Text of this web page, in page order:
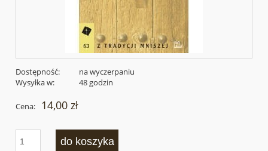
Dostępność:
na wyczerpaniu
Wysyłka w:
48 godzin
Cena: 14,00 zł
do koszyka